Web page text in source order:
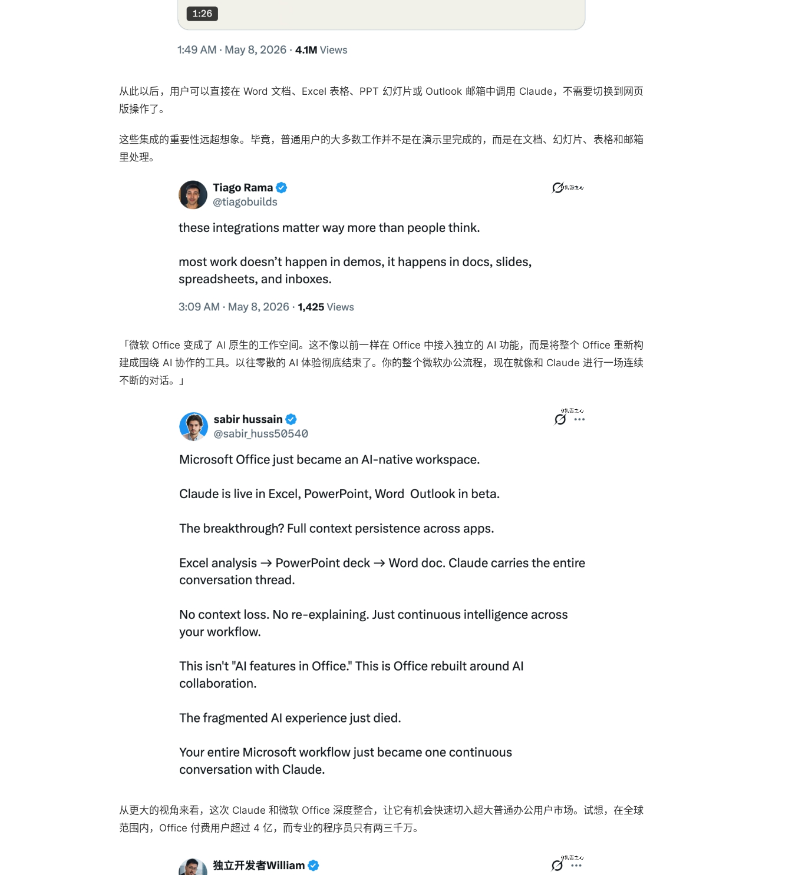
从此以后，用户可以直接在 Word 文档、Excel 表格、PPT 幻灯片或 Outlook 邮箱中调用 Claude，不需要切换到网页
版操作了。
这些集成的重要性远超想象。毕竟，普通用户的大多数工作并不是在演示里完成的，而是在文档、幻灯片、表格和邮箱
里处理。
「微软 Office 变成了 AI 原生的工作空间。这不像以前一样在 Office 中接入独立的 AI 功能，而是将整个 Office 重新构
建成围绕 AI 协作的工具。以往零散的 AI 体验彻底结束了。你的整个微软办公流程，现在就像和 Claude 进行一场连续
不断的对话。」
从更大的视角来看，这次 Claude 和微软 Office 深度整合，让它有机会快速切入超大普通办公用户市场。试想，在全球
范围内，Office 付费用户超过 4 亿，而专业的程序员只有两三千万。